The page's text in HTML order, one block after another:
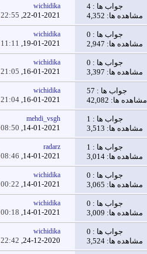
جواب ها :4
مشاهده ها: 4,352
wichidika
22-01-2021,
22:55
جواب ها : 0
مشاهده ها: 2,947
wichidika
19-01-2021,
11:11
جواب ها : 0
مشاهده ها: 3,397
wichidika
16-01-2021,
21:05
جواب ها : 57
مشاهده ها: 42,082
wichidika
16-01-2021,
21:04
جواب ها : 1
مشاهده ها: 3,513
mehdi_vsgh
14-01-2021,
08:50
جواب ها : 1
مشاهده ها: 3,014
radarz
14-01-2021,
08:46
جواب ها : 0
مشاهده ها: 3,065
wichidika
14-01-2021,
00:22
جواب ها : 0
مشاهده ها: 3,009
wichidika
14-01-2021,
00:18
جواب ها : 0
مشاهده ها: 3,524
wichidika
24-12-2020,
22:42